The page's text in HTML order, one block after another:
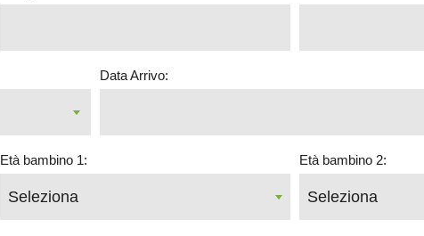
Data Arrivo:
Età bambino 1: Età bambino 2: